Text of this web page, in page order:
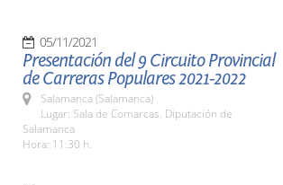
05/11/2021
Presentación del 9 Circuito Provincial
de Carreras Populares 2021-2022
Salamanca (Salamanca)
Lugar: Sala de Comarcas. Diputación de
Salamanca
Hora: 11:30 h.